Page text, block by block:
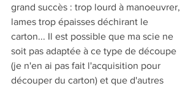
grand succès : trop lourd à manoeuvrer,
lames trop épaisses déchirant le
carton... Il est possible que ma scie ne
soit pas adaptée à ce type de découpe
(je n'en ai pas fait l'acquisition pour
découper du carton) et que d'autres